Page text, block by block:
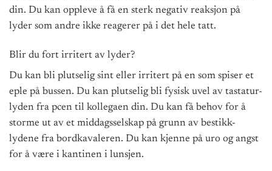
din. Du kan oppleve å få en sterk negativ reaksjon på
lyder som andre ikke reagerer på i det hele tatt.
Blir du fort irritert av lyder?
Du kan bli plutselig sint eller irritert på en som spiser et
eple på bussen. Du kan plutselig bli fysisk uvel av tastatur-
lyden fra pcen til kollegaen din. Du kan få behov for å
storme ut av et middagsselskap på grunn av bestikk-
lydene fra bordkavaleren. Du kan kjenne på uro og angst
for å være i kantinen i lunsjen.